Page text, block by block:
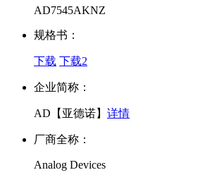
AD7545AKNZ
规格书：
下载 下载2
企业简称：
AD【亚德诺】 详情
厂商全称：
Analog Devices